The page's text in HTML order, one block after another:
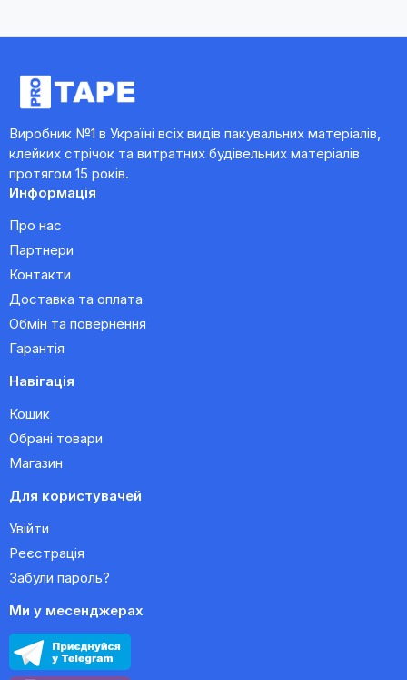
Виробник №1 в Україні всіх видів пакувальних матеріалів,
клейких стрічок та витратних будівельних матеріалів
протягом 15 років.
Информація
Про нас
Партнери
Контакти
Доставка та оплата
Обмін та повернення
Гарантія
Навігація
Кошик
Обрані товари
Магазин
Для користувачей
Увійти
Реєстрація
Забули пароль?
Ми у месенджерах